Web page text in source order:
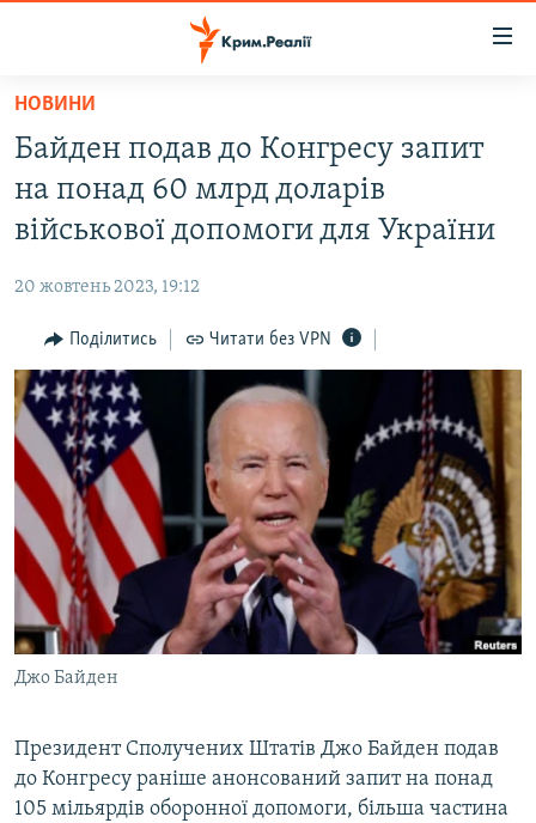
Перейти
основного
матеріалу
Перейти
до
основної
Перейти
до
пошуку
ВОДА.КРИМ
ВІДЕО ТА ФОТО
БЛОГИ
ПОГЛЯД
ІНТЕРВ'Ю
ВСЕ ЗА ДЕНЬ
СПЕЦПРОЕКТИ
ДЕПОРТАЦІЯ
ВІДЕОУРОКИ «ELIFBE»
СВІДЧЕННЯ ОКУПАЦІЇ
УКРАЇНСЬКА ПРОБЛЕМА КРИМУ
ІНФОГРАФІКА
ЯК ОБІЙТИ БЛОКУВАННЯ
Русский
Qırımtatar
ДОЛУЧАЙСЯ!
Усі сайти RFE/RL
НОВИНИ
Байден подав до Конгресу запит
на понад 60 млрд доларів
військової допомоги для України
20 жовтень 2023, 19:12
Поділитись Читати без VPN
Джо Байден
Президент Сполучених Штатів Джо Байден подав
до Конгресу раніше анонсований запит на понад
105 мільярдів оборонної допомоги, більша частина